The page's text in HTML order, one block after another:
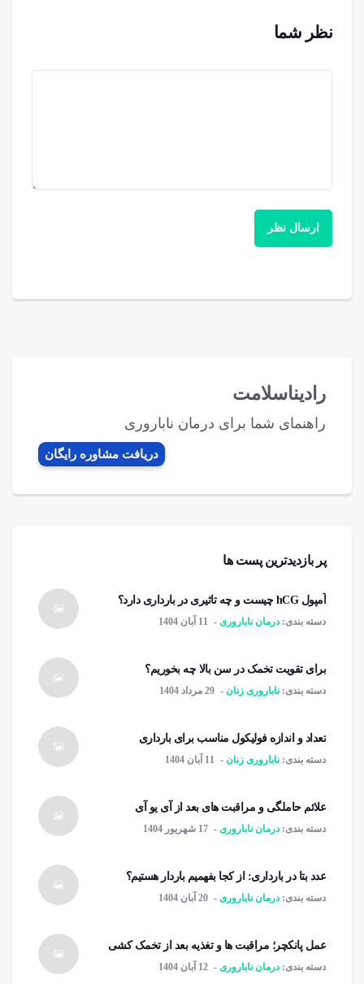
نظر شما
رادیناسلامت
راهنمای شما برای درمان ناباروری
دریافت مشاوره رایگان
پر بازدیدترین پست ها
آمپول hCG چیست و چه تاثیری در بارداری دارد؟
دسته بندی: درمان ناباروری 11 آبان 1404
برای تقویت تخمک در سن بالا چه بخوریم؟
دسته بندی: ناباروری زنان 29 مرداد 1404
تعداد و اندازه فولیکول مناسب برای بارداری
دسته بندی: ناباروری زنان 11 آبان 1404
علائم حاملگی و مراقبت های بعد از آی یو آی
دسته بندی: درمان ناباروری 17 شهریور 1404
عدد بتا در بارداری: از کجا بفهمیم باردار هستیم؟
دسته بندی: درمان ناباروری 20 آبان 1404
عمل پانکچر؛ مراقبت ها و تغذیه بعد از تخمک کشی
دسته بندی: درمان ناباروری 12 آبان 1404